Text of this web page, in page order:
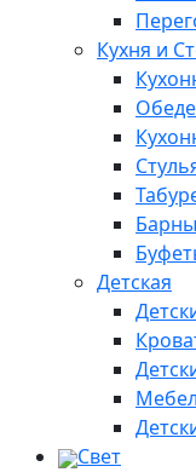
Кухня и
Детская
Свет